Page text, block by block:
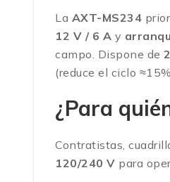
La AXT-MS234
12 V / 6 A y
campo. Dispone de
(reduce el ciclo
¿Para
Contratistas,
120/240 V para